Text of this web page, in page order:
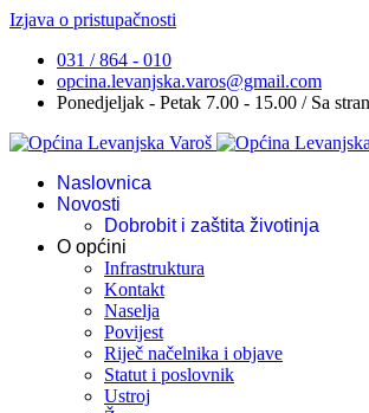
Izjava o pristupačnosti
031 / 864 - 010
opcina.levanjska.varos@gmail.com
Ponedjeljak - Petak 7.00 - 15.00 / Sa
Naslovnica
Novosti
Dobrobit i zaštita životinja
O općini
Infrastruktura
Kontakt
Naselja
Povijest
Riječ načelnika i objave
Statut i poslovnik
Ustroj